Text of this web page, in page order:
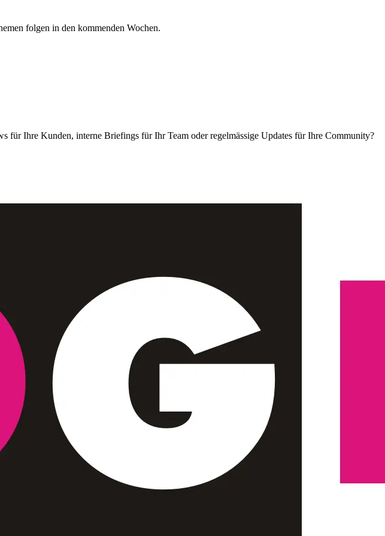
folgen in den kommenden Wochen.
für Ihre Kunden, interne Briefings für Ihr Team oder regelmässige Updates für Ihre Community?